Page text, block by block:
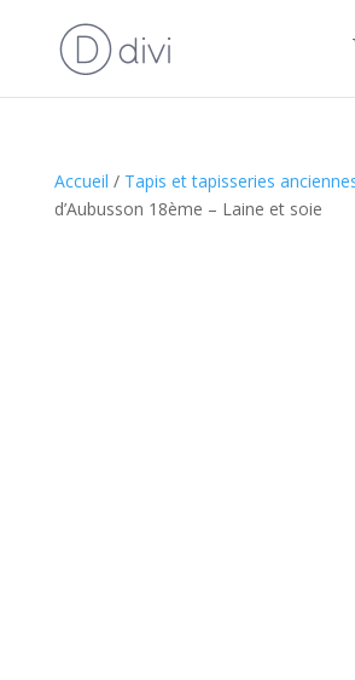
Accueil / Tapis et tapisseries
d’Aubusson 18ème – Laine et soie